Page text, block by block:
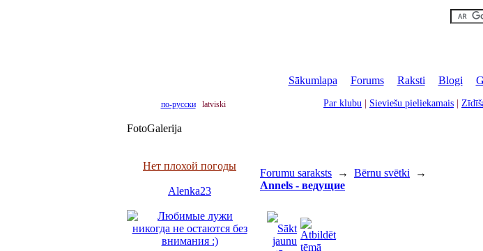
Sākumlapa
Forums| Raksti Blogi
по-русски latviski Par klubu Sieviešu pieliekamais
FotoGalerija
Нет плохой погоды
Alenka23
Forumu saraksts → Bērnu svētki →
Annels - ведущие